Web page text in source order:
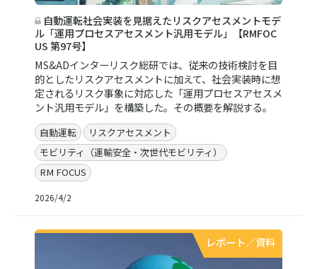
自動運転社会実装を見据えたリスクアセスメントモデ
ル「運用プロセスアセスメント汎用モデル」【RMFOC
US 第97号】
MS&ADインターリスク総研では、従来の技術検討を目
的としたリスクアセスメントに加えて、社会実装時に想
定されるリスク事象に対応した「運用プロセスアセスメ
ント汎用モデル」を構築した。その概要を解説する。
自動運転
リスクアセスメント
モビリティ（運輸安全・次世代モビリティ）
RM FOCUS
2026/4/2
レポート／資料